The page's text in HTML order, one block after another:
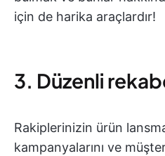
için de harika araçlardır!
3. Düzenli
Rakiplerinizin ürün
kampanyalarını ve